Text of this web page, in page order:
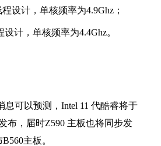
设计，单核频率为4.9Ghz；
设计，单核频率为4.4Ghz。
息可以预测，Intel 11 代酷睿将于
布，届时Z590 主板也将同步发
主板。